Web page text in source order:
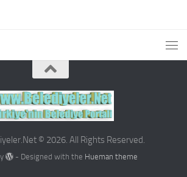
© 2026. All Rights Reserved.
- Designed with the Hueman theme